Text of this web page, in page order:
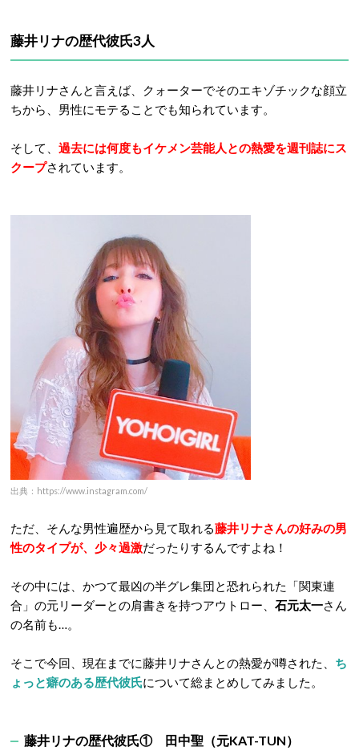
藤井リナの歴代彼氏3人
藤井リナさんと言えば、クォーターでそのエキゾチックな顔立
ちから、男性にモテることでも知られています。
そして、 過去には何度もイケメン芸能人との熱愛を週刊誌にス
クープされています。
出典：https://www.instagram.com/
ただ、そんな男性遍歴から見て取れる藤井リナさんの好みの男
性のタイプが、少々過激だったりするんですよね！
その中には、かつて最凶の半グレ集団と恐れられた「関東連
合」の元リーダーとの肩書きを持つアウトロー、 石元太一さん
の名前も…。
そこで今回、現在までに藤井リナさんとの熱愛が噂された、 ち
ょっと癖のある歴代彼氏について総まとめしてみました。
藤井リナの歴代彼氏① 田中聖（元KAT-TUN）